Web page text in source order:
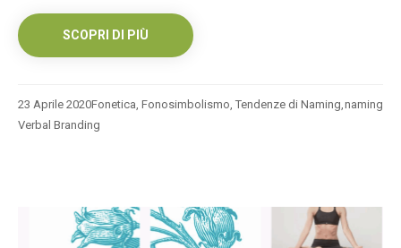
SCOPRI DI PIÙ
23 Aprile 2020 naming
Fonetica, Fonosimbolismo, Tendenze di Naming,
Verbal Branding